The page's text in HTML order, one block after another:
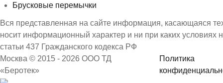
Брусковые перемычки
Вся представленная на сайте информация, касающаяся
носит информационный характер и ни при каких
статьи 437 Гражданского кодекса РФ
Москва © 2015 - 2026 ООО ТД
«Беротек»
Политика